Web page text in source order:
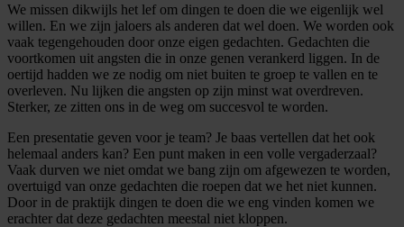
We missen dikwijls het lef om dingen te doen die we eigenlijk wel
willen. En we zijn jaloers als anderen dat wel doen. We worden ook
vaak tegengehouden door onze eigen gedachten. Gedachten die
voortkomen uit angsten die in onze genen verankerd liggen. In de
oertijd hadden we ze nodig om niet buiten te groep te vallen en te
overleven. Nu lijken die angsten op zijn minst wat overdreven.
Sterker, ze zitten ons in de weg om succesvol te worden.
Een presentatie geven voor je team? Je baas vertellen dat het ook
helemaal anders kan? Een punt maken in een volle vergaderzaal?
Vaak durven we niet omdat we bang zijn om afgewezen te worden,
overtuigd van onze gedachten die roepen dat we het niet kunnen.
Door in de praktijk dingen te doen die we eng vinden komen we
erachter dat deze gedachten meestal niet kloppen.